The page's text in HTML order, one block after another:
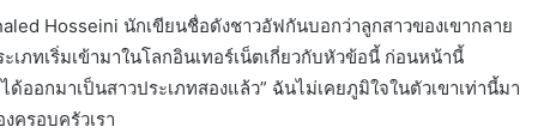
Hosseini นักเขียนชื่อดังชาวอัฟกันบอกว่าลูกสาวของเขากลาย
ภทเริ่มเข้ามาในโลกอินเทอร์เน็ตเกี่ยวกับหัวข้อนี้ ก่อนหน้านี้
ออกมาเป็นสาวประเภทสองแล้ว” ฉันไม่เคยภูมิใจในตัวเขาเท่านี้มา
ครอบครัวเรา